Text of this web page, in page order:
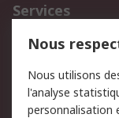
Services
750.000
Retours
Track & trace
Nous
Nous utilisons
l'analyse
personnalisation